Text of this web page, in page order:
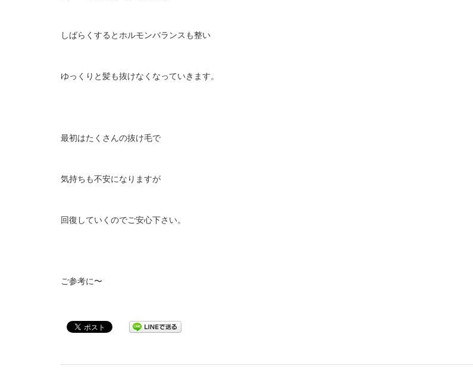
しばらくするとホルモンバランスも整い
ゆっくりと髪も抜けなくなっていきます。
最初はたくさんの抜け毛で
気持ちも不安になりますが
回復していくのでご安心下さい。
ご参考に〜